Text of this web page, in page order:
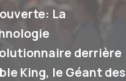
La
derrière
King, le Géant des